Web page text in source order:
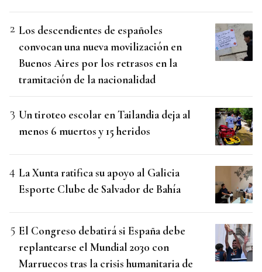
Los descendientes de españoles
convocan una nueva movilización en
Buenos Aires por los retrasos en la
tramitación de la nacionalidad
Un tiroteo escolar en Tailandia deja al
menos 6 muertos y 15 heridos
La Xunta ratifica su apoyo al Galicia
Esporte Clube de Salvador de Bahía
El Congreso debatirá si España debe
replantearse el Mundial 2030 con
Marruecos tras la crisis humanitaria de